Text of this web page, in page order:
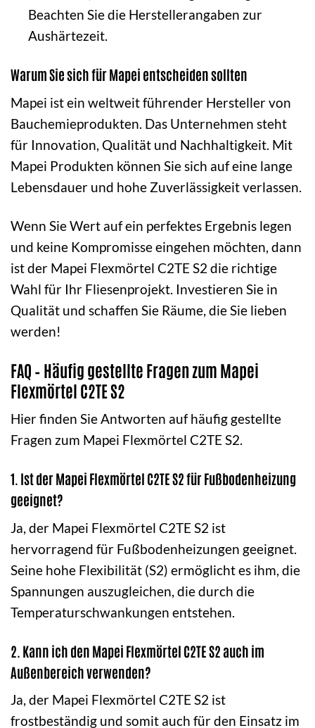
Beachten Sie die Herstellerangaben zur
Aushärtezeit.
Warum Sie sich für Mapei entscheiden sollten
Mapei ist ein weltweit führender Hersteller von
Bauchemieprodukten. Das Unternehmen steht
für Innovation, Qualität und Nachhaltigkeit. Mit
Mapei Produkten können Sie sich auf eine lange
Lebensdauer und hohe Zuverlässigkeit verlassen.
Wenn Sie Wert auf ein perfektes Ergebnis legen
und keine Kompromisse eingehen möchten, dann
ist der Mapei Flexmörtel C2TE S2 die richtige
Wahl für Ihr Fliesenprojekt. Investieren Sie in
Qualität und schaffen Sie Räume, die Sie lieben
werden!
FAQ – Häufig gestellte Fragen zum Mapei
Flexmörtel C2TE S2
Hier finden Sie Antworten auf häufig gestellte
Fragen zum Mapei Flexmörtel C2TE S2.
1. Ist der Mapei Flexmörtel C2TE S2 für Fußbodenheizung
geeignet?
Ja, der Mapei Flexmörtel C2TE S2 ist
hervorragend für Fußbodenheizungen geeignet.
Seine hohe Flexibilität (S2) ermöglicht es ihm, die
Spannungen auszugleichen, die durch die
Temperaturschwankungen entstehen.
2. Kann ich den Mapei Flexmörtel C2TE S2 auch im
Außenbereich verwenden?
Ja, der Mapei Flexmörtel C2TE S2 ist
frostbeständig und somit auch für den Einsatz im